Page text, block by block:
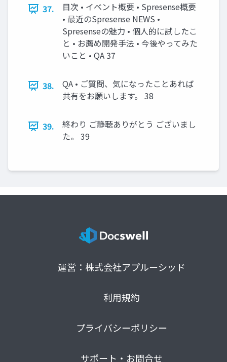
37.
目次 • イベント概要 • Spresense概要
• 最近のSpresense NEWS •
Spresenseの魅力 • 個人的に試したこ
と • お薦め開発手法 • 今後やってみた
いこと • QA 37
38.
QA • ご質問、気になったことあれば
共有をお願いします。 38
39.
終わり ご静聴ありがとう ございまし
た。 39
運営：株式会社アプルーシッド
利用規約
プライバシーポリシー
サポート・お問合せ